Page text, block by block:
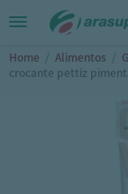
Home / Alimentos /
crocante pettiz